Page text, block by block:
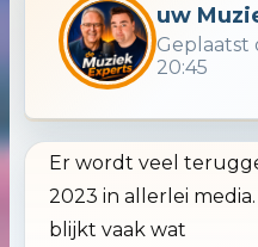
uw
Geplaatst
20:45
Er wordt veel
2023 in allerlei
blijkt vaak wat